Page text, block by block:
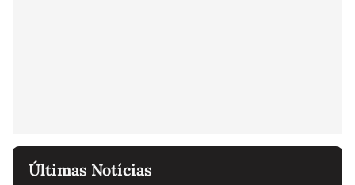
Últimas Notícias